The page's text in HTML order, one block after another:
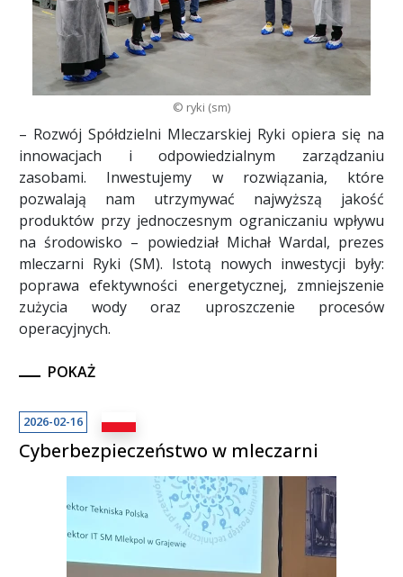
© ryki (sm)
– Rozwój Spółdzielni Mleczarskiej Ryki opiera się na
innowacjach i odpowiedzialnym zarządzaniu
zasobami. Inwestujemy w rozwiązania, które
pozwalają nam utrzymywać najwyższą jakość
produktów przy jednoczesnym ograniczaniu wpływu
na środowisko – powiedział Michał Wardal, prezes
mleczarni Ryki (SM). Istotą nowych inwestycji były:
poprawa efektywności energetycznej, zmniejszenie
zużycia wody oraz uproszczenie procesów
operacyjnych.
POKAŻ
2026-02-16
Cyberbezpieczeństwo w mleczarni